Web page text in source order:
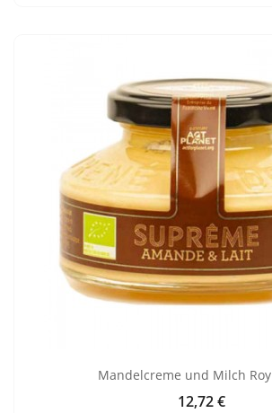
Mandelcreme und Milch Roy
Preis
12,72 €